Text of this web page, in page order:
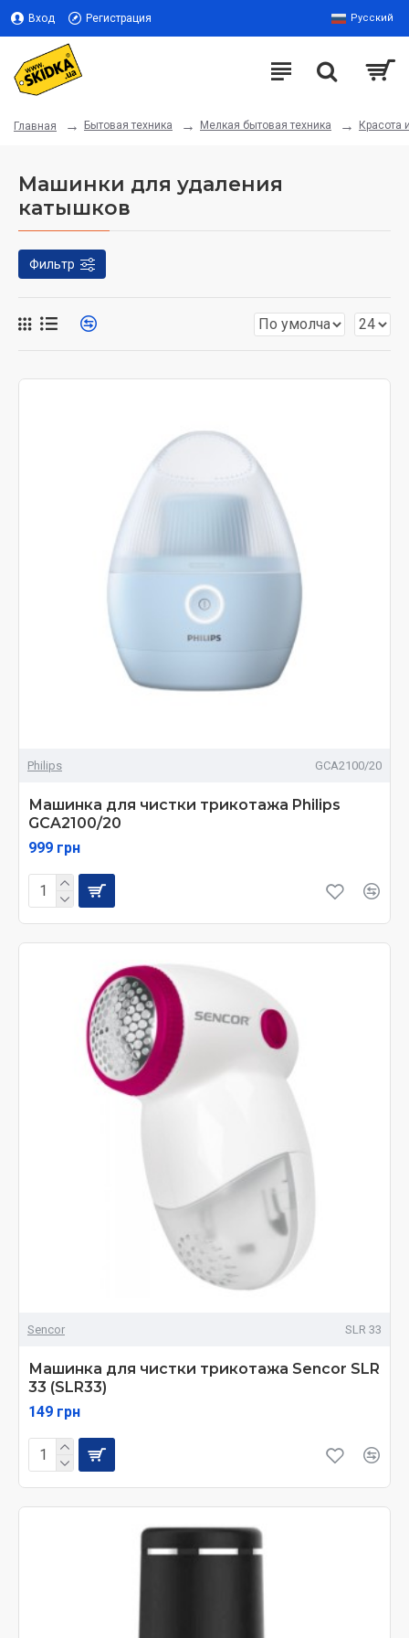
Вход Регистрация Русский
Главная Бытовая техника Мелкая бытовая техника Красота
Машинки для удаления
катышков
Фильтр
Philips GCA2100/20
Машинка для чистки трикотажа Philips
GCA2100/20
999 грн
Sencor SLR 33
Машинка для чистки трикотажа Sencor SLR
33 (SLR33)
149 грн